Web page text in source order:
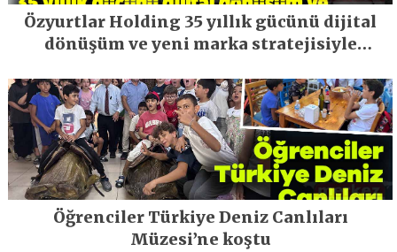
Özyurtlar Holding 35 yıllık gücünü dijital
dönüşüm ve yeni marka stratejisiyle
Öğrenciler Türkiye Deniz Canlıları
Müzesi’ne koştu